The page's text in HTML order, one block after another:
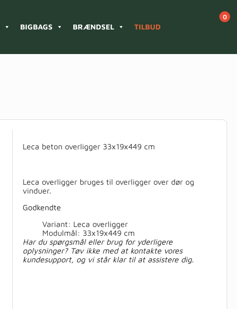
BIGBAGS BRÆNDSEL TILBUD
Leca beton overligger 33x19x449 cm
Leca overligger bruges til overligger over dør og
vinduer.
Godkendte
Variant: Leca overligger
Modulmål: 33x19x449 cm
Har du spørgsmål eller brug for yderligere
oplysninger? Tøv ikke med at kontakte vores
kundesupport, og vi står klar til at assistere dig.